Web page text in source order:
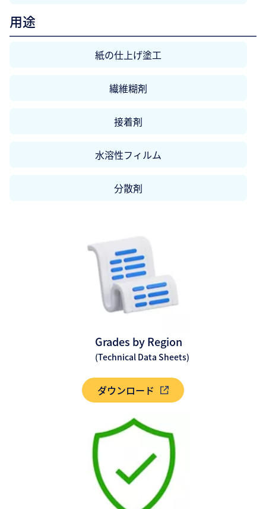
用途
紙の仕上げ塗工
繊維糊剤
接着剤
水溶性フィルム
分散剤
Grades by Region
(Technical Data Sheets)
ダウンロード